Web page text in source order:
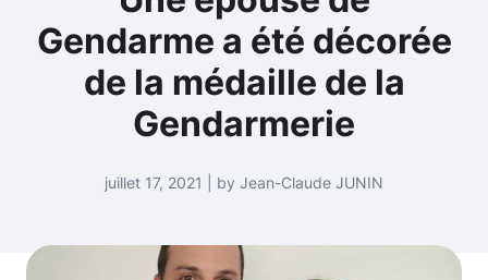
Gendarme a été décorée
de la médaille de la
Gendarmerie
juillet 17, 2021 | by Jean-Claude JUNIN